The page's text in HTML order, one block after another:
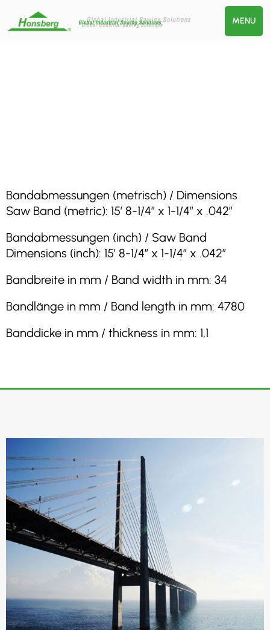
MENU
Bandabmessungen (metrisch) / Dimensions
Saw Band (metric): 15′ 8-1/4″ x 1-1/4″ x .042″
Bandabmessungen (inch) / Saw Band
Dimensions (inch): 15′ 8-1/4″ x 1-1/4″ x .042″
Bandbreite in mm / Band width in mm: 34
Bandlänge in mm / Band length in mm: 4780
Banddicke in mm / thickness in mm: 1,1